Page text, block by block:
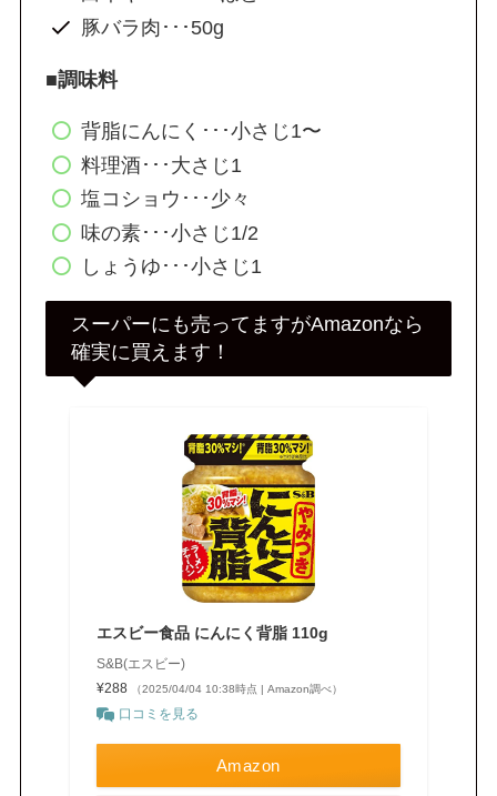
豚バラ肉･･･50g
■調味料
背脂にんにく･･･小さじ1〜
料理酒･･･大さじ1
塩コショウ･･･少々
味の素･･･小さじ1/2
しょうゆ･･･小さじ1
スーパーにも売ってますがAmazonなら
確実に買えます！
エスビー食品 にんにく背脂 110g
S&B(エスビー)
¥288
（2025/04/04 10:38時点 | Amazon調べ）
口コミを見る
Amazon